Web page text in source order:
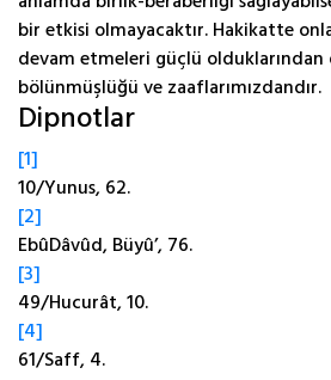
bir etkisi olmayacaktır. Hakikatte
devam etmeleri güçlü olduklarından
bölünmüşlüğü ve zaaflarımızdandır.
Dipnotlar
[1]
10/Yunus, 62.
[2]
EbûDâvûd, Büyû’, 76.
[3]
49/Hucurât, 10.
[4]
61/Saff, 4.